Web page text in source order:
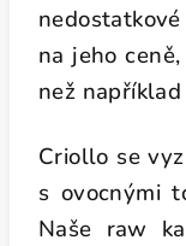
na jeho
než
Criollo se
s ovocnými
Naše raw